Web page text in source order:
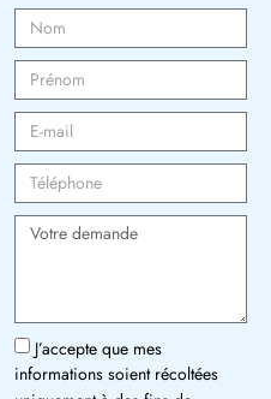
J’accepte que mes
informations soient récoltées